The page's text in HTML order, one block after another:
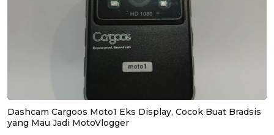
Dashcam Cargoos Moto1 Eks Display, Cocok Buat Bradsis
yang Mau Jadi MotoVlogger